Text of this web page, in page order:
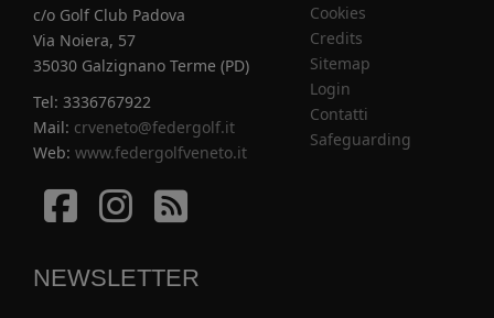
c/o Golf Club Padova
Via Noiera, 57
35030 Galzignano Terme (PD)
Tel: 3336767922
Mail: crveneto@federgolf.it
Web: www.federgolfveneto.it
Facebook
Istagram
Istagram
Cookies
Credits
Sitemap
Login
Contatti
Safeguarding
NEWSLETTER